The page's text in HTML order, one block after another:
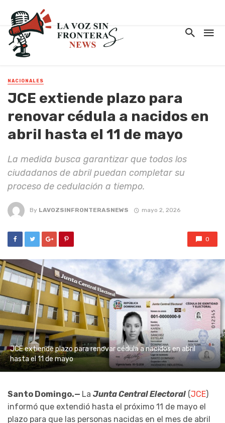
NACIONALES
JCE extiende plazo para
renovar cédula a nacidos en
abril hasta el 11 de mayo
La medida busca garantizar que todos los
ciudadanos de abril puedan completar su
proceso de cedulación a tiempo.
By LAVOZSINFRONTERASNEWS mayo 2, 2026
0
JCE extiende plazo para renovar cédula a nacidos en abril
hasta el 11 de mayo
Santo Domingo.— La Junta Central Electoral (JCE)
informó que extendió hasta el próximo 11 de mayo el
plazo para que las personas nacidas en el mes de abril